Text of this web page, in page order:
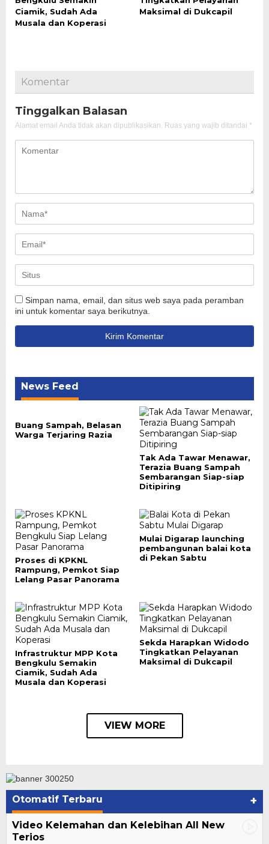
Ciamik, Sudah Ada
Musala dan Koperasi
Maksimal di Dukcapil
Komentar
Tinggalkan Balasan
Alamat email Anda tidak akan dipublikasikan. Ruas yang wajib ditandai *
Simpan nama, email, dan situs web saya pada peramban
ini untuk komentar saya berikutnya.
News Feed
Buang Sampah, Belasan
Warga Terjaring Razia
Tak Ada Tawar Menawar,
Terazia Buang Sampah
Sembarangan Siap-siap
Ditipiring
Proses di KPKNL
Rampung, Pemkot Siap
Lelang Pasar Panorama
Mulai Digarap launching
pembangunan balai kota
di Pekan Sabtu
Infrastruktur MPP Kota
Bengkulu Semakin
Ciamik, Sudah Ada
Musala dan Koperasi
Sekda Harapkan Widodo
Tingkatkan Pelayanan
Maksimal di Dukcapil
VIEW MORE
Otomatif Terbaru +
Video Kelemahan dan Kelebihan All New
Terios